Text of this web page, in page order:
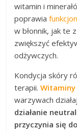
witamin i
poprawia
w błonnik, jak te
zwiększyć
odżywczych.
Kondycja skóry
terapii.Witaminy
warzywach
działanie
przyczynia się